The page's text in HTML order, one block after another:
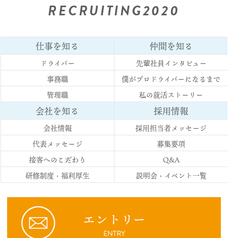
RECRUITING2020
仕事を知る
ドライバー
事務職
管理職
仲間を知る
先輩社員インタビュー
僕がプロドライバーになるまで
私の就活ストーリー
会社を知る
会社情報
代表メッセージ
接客へのこだわり
研修制度・福利厚生
採用情報
採用担当者メッセージ
募集要項
Q&A
説明会・イベント一覧
エントリー
ENTRY